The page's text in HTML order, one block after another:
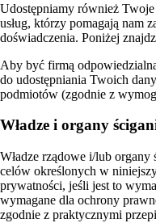
Udostępniamy również
usług, którzy pomagają nam
doświadczenia. Poniżej
Aby być firmą
do udostępniania Twoich
podmiotów (zgodnie z
Władze i organy
Władze rządowe i/lub organy
celów określonych w
prywatności, jeśli jest to
wymagane dla ochrony
zgodnie z praktycznymi